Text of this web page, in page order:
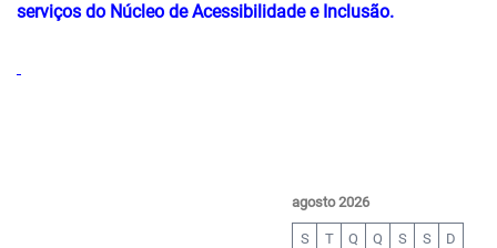
serviços do Núcleo de Acessibilidade e Inclusão.
agosto 2026
S T Q Q S S
D